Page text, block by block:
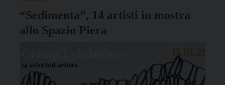
“Sedimenta”, 14 artisti in mostra
allo Spazio Piera